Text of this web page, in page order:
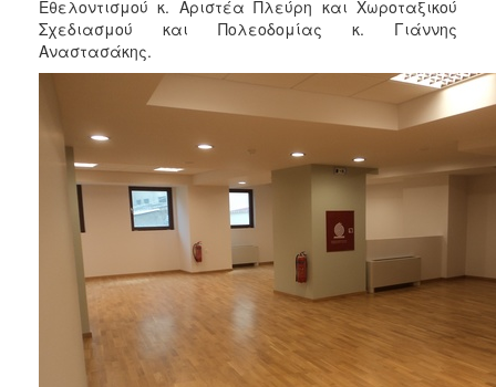
Εθελοντισμού κ. Αριστέα Πλεύρη και Χωροταξικού
Σχεδιασμού και Πολεοδομίας κ. Γιάννης
Αναστασάκης.